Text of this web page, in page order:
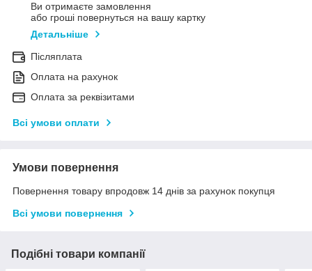
Ви отримаєте замовлення
або гроші повернуться на вашу картку
Детальніше
Післяплата
Оплата на рахунок
Оплата за реквізитами
Всі умови оплати
Умови повернення
Повернення товару впродовж 14 днів за рахунок покупця
Всі умови повернення
Подібні товари компанії